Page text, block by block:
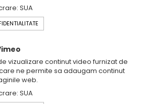
SUA
vizualizare continut video furnizat de
ne permite sa adaugam continut
web.
SUA